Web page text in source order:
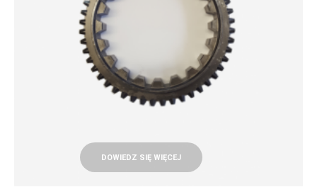
DOWIEDZ SIĘ WIĘCEJ